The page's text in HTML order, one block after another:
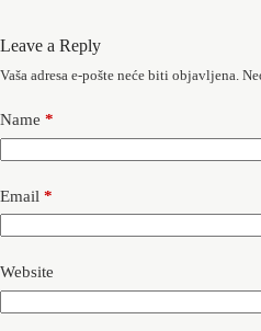
Leave a Reply
Vaša adresa e-pošte neće biti objavljena.
Name *
Email *
Website